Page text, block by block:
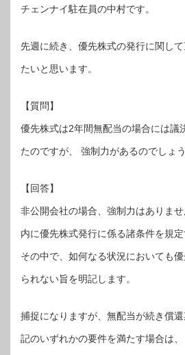
チェンナイ駐在員の中村です。
先週に続き、優先株式の発行に関し
たいと思います。
【質問】
優先株式は2年間無配当の場合には議
たのですが、 強制力があるのでしょ
【回答】
非公開会社の場合、強制力はありま
内に優先株式発行に係る諸条件を規定
その中で、如何なる状況においても
られない旨を明記します。
捕捉になりますが、無配当が続き償
記のいずれかの要件を満たす場合は、